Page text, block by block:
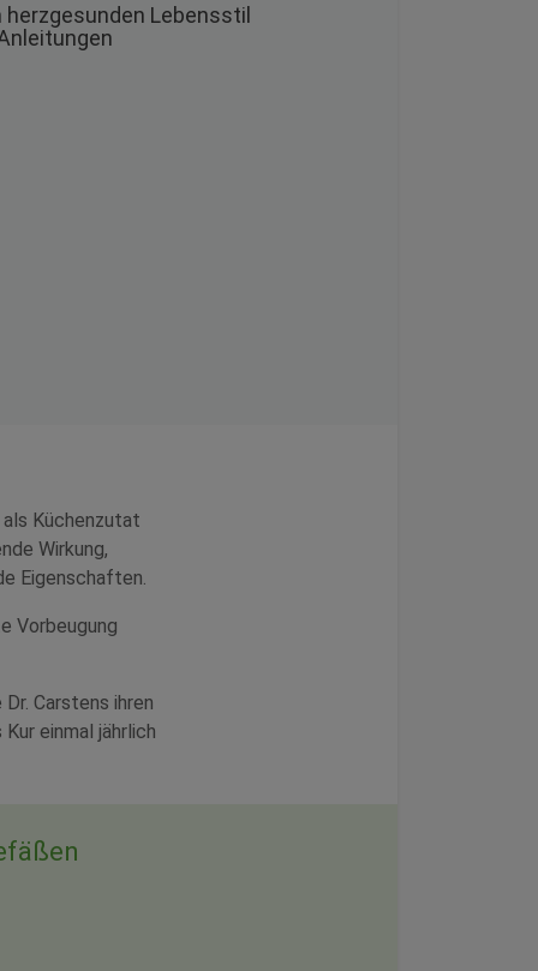
herzgesunden Lebensstil
Küchenzutat
Wirkung,
Eigenschaften.
Vorbeugung
Carstens ihren
einmal jährlich